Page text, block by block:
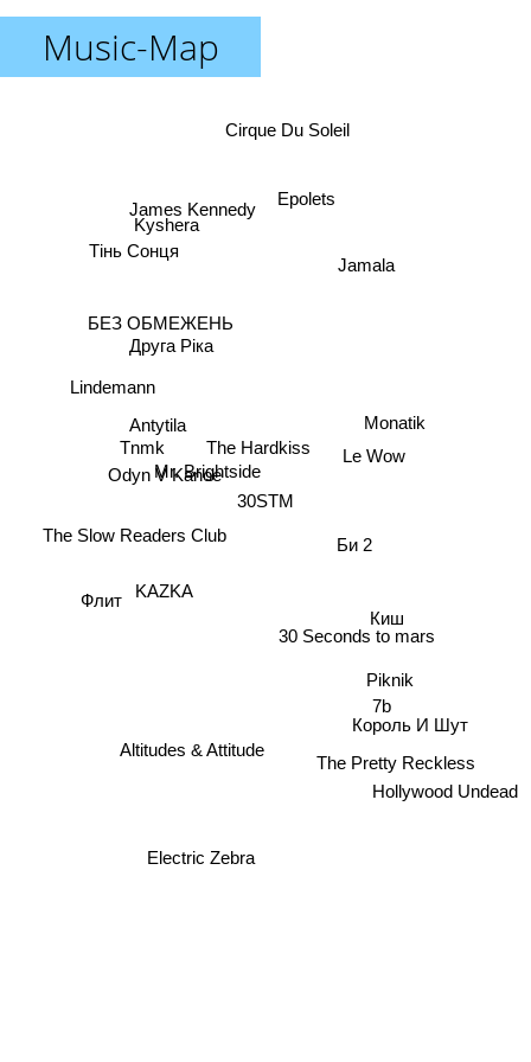
Music-Map
30STM
The Hardkiss
30 Seconds to mars
Mr. Brightside
Би 2
Odyn V Kanoe
Киш
Altitudes & Attitude
Le Wow
Epolets
Antytila
The Slow Readers Club
The Pretty Reckless
Друга Ріка
Tnmk
Piknik
БЕЗ ОБМЕЖЕНЬ
James Kennedy
7b
KAZKA
Король И Шут
Jamala
Monatik
Флит
Kyshera
Electric Zebra
Hollywood Undead
Тінь Сонця
Lindemann
Cirque Du Soleil